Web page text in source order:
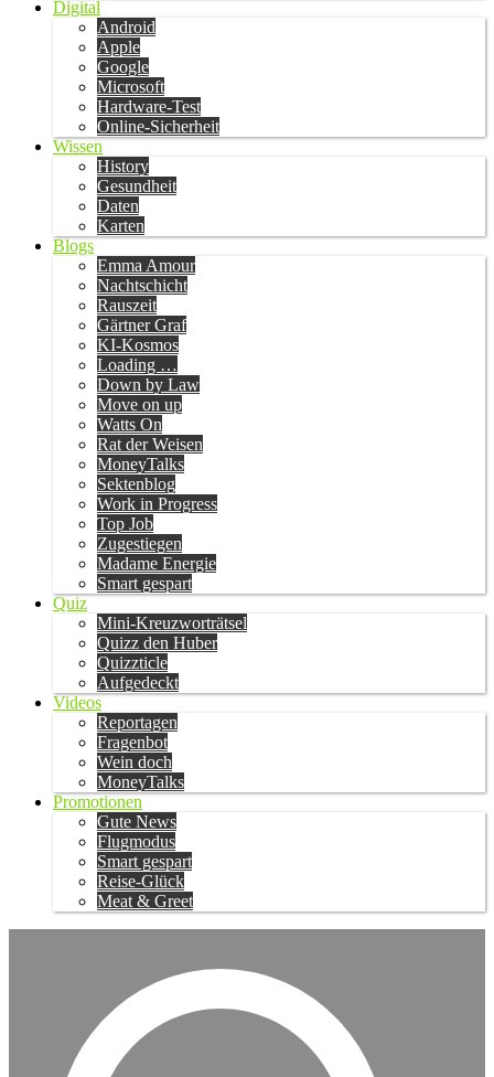
Digital
Android
Apple
Google
Microsoft
Hardware-Test
Online-Sicherheit
Wissen
History
Gesundheit
Daten
Karten
Blogs
Emma Amour
Nachtschicht
Rauszeit
Gärtner Graf
KI-Kosmos
Loading …
Down by Law
Move on up
Watts On
Rat der Weisen
MoneyTalks
Sektenblog
Work in Progress
Top Job
Zugestiegen
Madame Energie
Smart gespart
Quiz
Mini-Kreuzworträtsel
Quizz den Huber
Quizzticle
Aufgedeckt
Videos
Reportagen
Fragenbot
Wein doch
MoneyTalks
Promotionen
Gute News
Flugmodus
Smart gespart
Reise-Glück
Meat & Greet